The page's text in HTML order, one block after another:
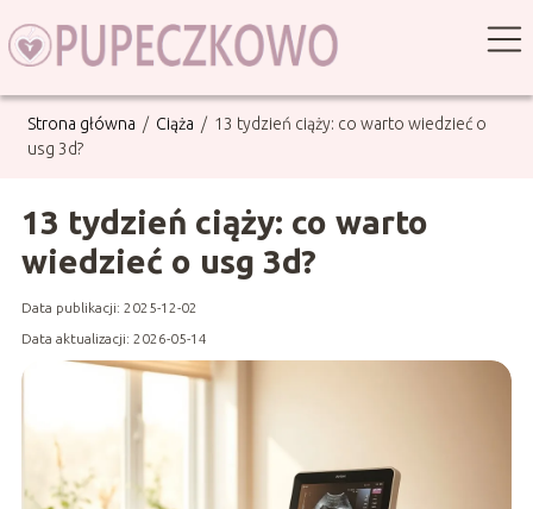
Strona główna / Ciąża / 13 tydzień ciąży: co warto wiedzieć o
usg 3d?
13 tydzień ciąży: co warto
wiedzieć o usg 3d?
Data publikacji: 2025-12-02
Data aktualizacji: 2026-05-14